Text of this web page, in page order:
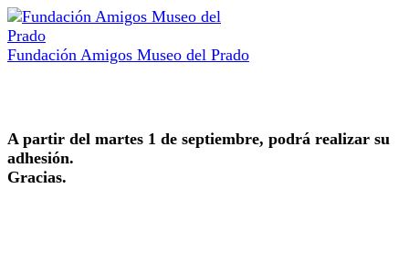
Fundación Amigos Museo del Prado
A partir del martes 1 de septiembre, podrá realizar su
adhesión.
Gracias.